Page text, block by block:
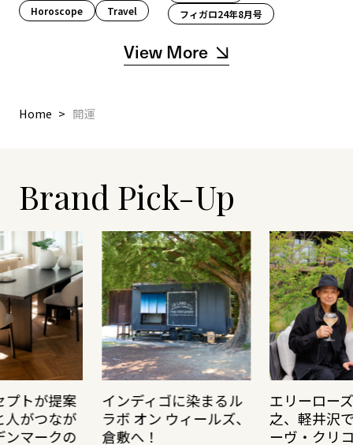
Horoscope Travel
フィガロ24年8月号
View More
Home 開運
Brand Pick-Up
プトが提案
人がつなが
ンマークの
インディゴに染まるル
ラボ オン ウィールズ、
倉敷へ！
エリーロー
之、軽井沢
ーヴ・クリ